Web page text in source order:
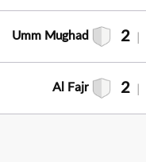
2
Umm Mughad
2
Al Fajr